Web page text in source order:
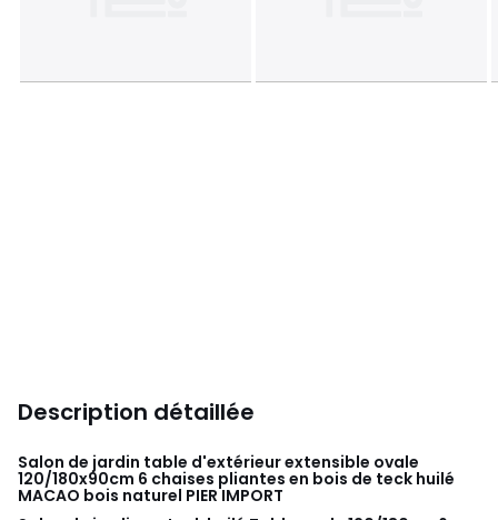
Description détaillée
Salon de jardin table d'extérieur extensible ovale
120/180x90cm 6 chaises pliantes en bois de teck huilé
MACAO bois naturel PIER IMPORT